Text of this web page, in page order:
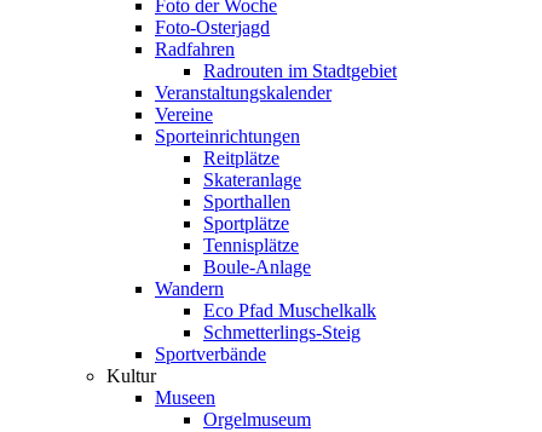
Foto der Woche
Foto-Osterjagd
Radfahren
Radrouten im Stadtgebiet
Veranstaltungskalender
Vereine
Sporteinrichtungen
Reitplätze
Skateranlage
Sporthallen
Sportplätze
Tennisplätze
Boule-Anlage
Wandern
Eco Pfad Muschelkalk
Schmetterlings-Steig
Sportverbände
Kultur
Museen
Orgelmuseum